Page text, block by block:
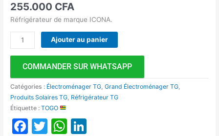
255.000 CFA
Réfrigérateur de marque ICONA.
Ajouter au panier
COMMANDER SUR WHATSAPP
Catégories : Électroménager TG ,Grand Électroménager TG
Produits Solaires TG Réfrigérateur TG
Étiquette :TOGO
Facebook
TwitterWhatsApp